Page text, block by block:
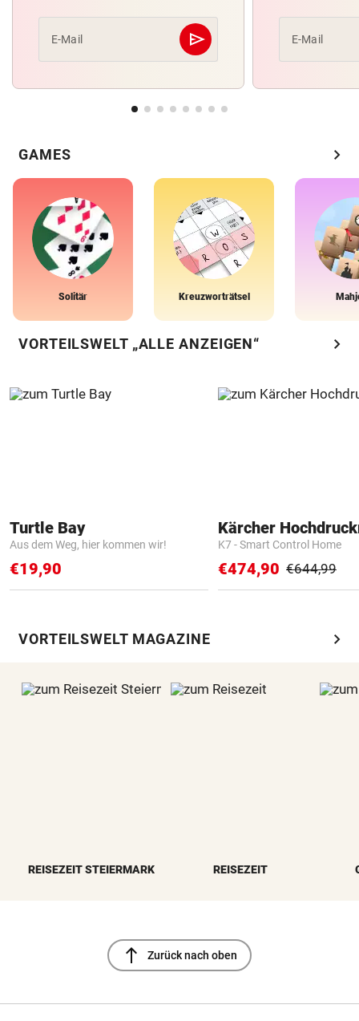
E-Mail send
Abschicken E-Mail
GAMES chevron_right
Solitär Kreuzworträtsel
VORTEILSWELT „ALLE ANZEIGEN“ chevron_right
Turtle Bay
Aus dem Weg, hier kommen wir!
€19,90
Kärcher
K7 - Smart Control Home
€474,90 €644,99
VORTEILSWELT MAGAZINE chevron_right
REISEZEIT STEIERMARK REISEZEIT
north Zurück nach oben